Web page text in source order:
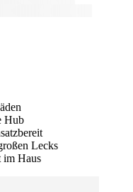
Hub
Lecks
im Haus